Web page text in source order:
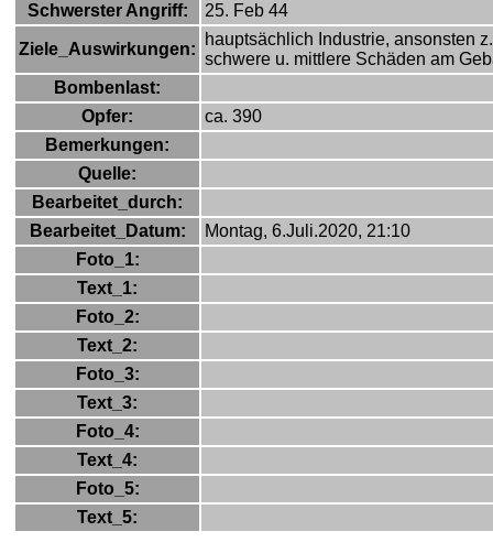
Schwerster Angriff:
25. Feb 44
Ziele_Auswirkungen:
hauptsächlich Industrie, ansonsten
schwere u. mittlere Schäden am
Bombenlast:
Opfer:
ca. 390
Bemerkungen:
Quelle:
Bearbeitet_durch:
Bearbeitet_Datum:
Montag, 6.Juli.2020, 21:10
Foto_1:
Text_1:
Foto_2:
Text_2:
Foto_3:
Text_3:
Foto_4:
Text_4:
Foto_5:
Text_5: